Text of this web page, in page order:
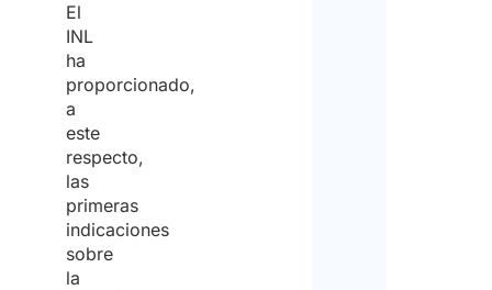
El
INL
ha
proporcionado,
a
este
respecto,
las
primeras
indicaciones
sobre
la